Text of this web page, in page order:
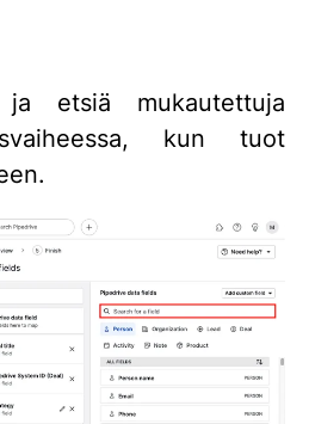
etsiä mukautettuja
kun tuot